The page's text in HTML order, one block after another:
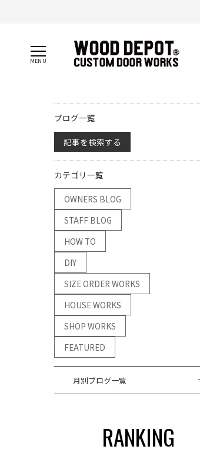
ブログ一覧
記事を検索する
カテゴリ一覧
OWNERS BLOG
STAFF BLOG
HOW TO
DIY
SIZE ORDER WORKS
HOUSE WORKS
SHOP WORKS
FEATURED
月別ブログ一覧
RANKING